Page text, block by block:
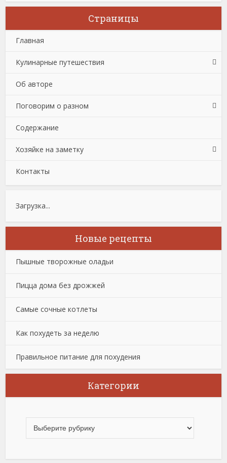
Страницы
Главная
Кулинарные путешествия
Об авторе
Поговорим о разном
Содержание
Хозяйке на заметку
Контакты
Загрузка...
Новые рецепты
Пышные творожные оладьи
Пицца дома без дрожжей
Самые сочные котлеты
Как похудеть за неделю
Правильное питание для похудения
Категории